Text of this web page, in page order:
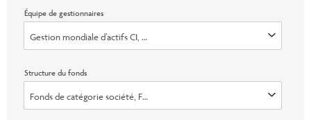
Équipe de gestionnaires
Gestion mondiale d’actifs CI, Invesco Advisers, Inc., Marret (faisant
Structure du fonds
Fonds de catégorie société, Fonds de fiducie